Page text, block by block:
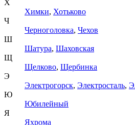
Х
Химки, Хотьково
Ч
Черноголовка, Чехов
Ш
Шатура, Шаховская
Щ
Щелково, Щербинка
Э
Электрогорск, Электросталь,
Ю
Юбилейный
Я
Яхрома